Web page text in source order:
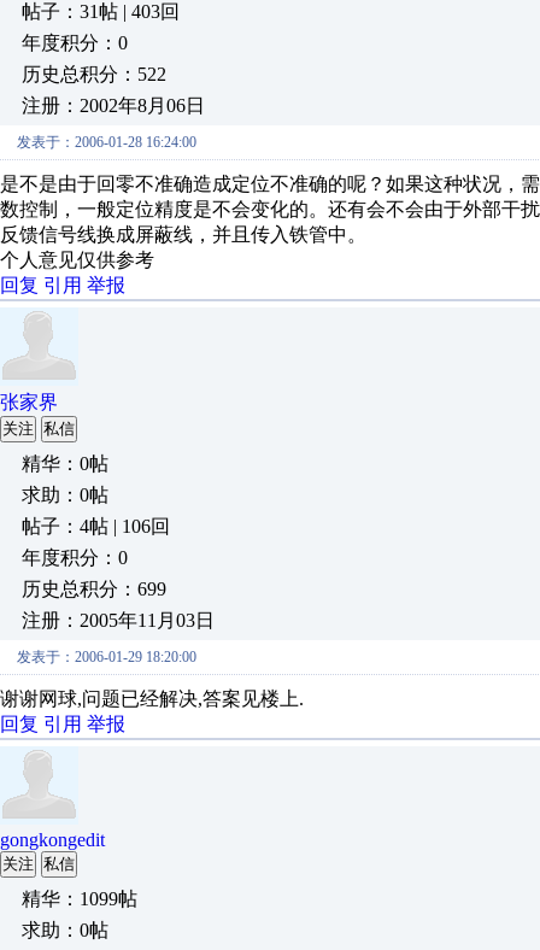
帖子：31帖 | 403回
年度积分：0
历史总积分：522
注册：2002年8月06日
发表于：2006-01-28 16:24:00
是不是由于回零不准确造成定位不准确的呢？如果这种状况，
数控制，一般定位精度是不会变化的。还有会不会由于外部干
反馈信号线换成屏蔽线，并且传入铁管中。
个人意见仅供参考
回复 引用 举报
张家界
关注 私信
精华：0帖
求助：0帖
帖子：4帖 | 106回
年度积分：0
历史总积分：699
注册：2005年11月03日
发表于：2006-01-29 18:20:00
谢谢网球,问题已经解决,答案见楼上.
回复 引用 举报
gongkongedit
关注 私信
精华：1099帖
求助：0帖